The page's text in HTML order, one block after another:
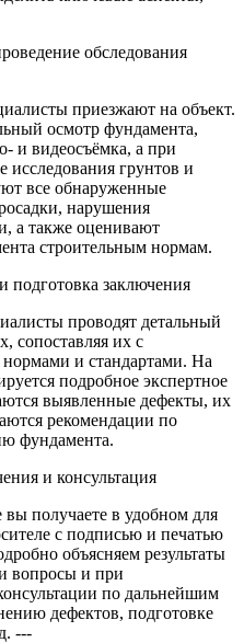
обследования
приезжают на объект.
осмотр фундамента,
и видеосъёмка, а при
грунтов и
все обнаруженные
нарушения
а также оценивают
строительным нормам.
заключения
проводят детальный
сопоставляя их с
и стандартами. На
подробное экспертное
выявленные дефекты, их
рекомендации по
фундамента.
и консультация
вы получаете в удобном для
с подписью и печатью
объясняем результаты
вопросы и при
по дальнейшим
дефектов, подготовке
---